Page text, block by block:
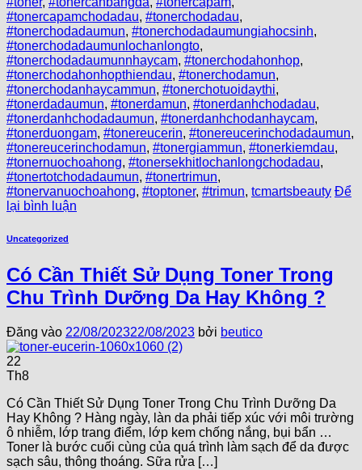
#tonercapamchodadau, #tonerchodadau,
#tonerchodadaumun, #tonerchodadaumungiahocsinh,
#tonerchodadaumunlochanlongto,
#tonerchodadaumunnhaycam, #tonerchodahonhop,
#tonerchodahonhopthiendau, #tonerchodamun,
#tonerchodanhaycammun, #tonerchotuoidaythi,
#tonerdadaumun, #tonerdamun, #tonerdanhchodadau,
#tonerdanhchodadaumun, #tonerdanhchodanhaycam,
#tonerduongam, #tonereucerin, #tonereucerinchodadaumun,
#tonereucerinchodamun, #tonergiammun, #tonerkiemdau,
#tonernuochoahong, #tonersekhitlochanlongchodadau,
#tonertotchodadaumun, #tonertrimun,
#tonervanuochoahong, #toptoner, #trimun, tcmartsbeauty Để
lại bình luận
Uncategorized
Có Cần Thiết Sử Dụng Toner Trong
Chu Trình Dưỡng Da Hay Không ?
Đăng vào 22/08/202322/08/2023 bởi beutico
22
Th8
Có Cần Thiết Sử Dụng Toner Trong Chu Trình Dưỡng Da
Hay Không ? Hàng ngày, làn da phải tiếp xúc với môi trường
ô nhiễm, lớp trang điểm, lớp kem chống nắng, bụi bẩn …
Toner là bước cuối cùng của quá trình làm sạch để da được
sạch sâu, thông thoáng. Sữa rửa […]